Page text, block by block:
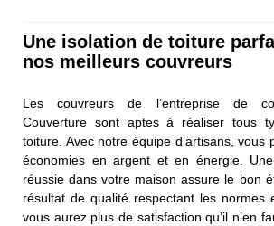
Une isolation de toiture
nos meilleurs couvreurs
Les couvreurs de l’entreprise de
Couverture sont aptes à réaliser tous
toiture. Avec notre équipe d’artisans, vous
économies en argent et en énergie.
réussie dans votre maison assure le bon
résultat de qualité respectant les normes
vous aurez plus de satisfaction qu’il n’en